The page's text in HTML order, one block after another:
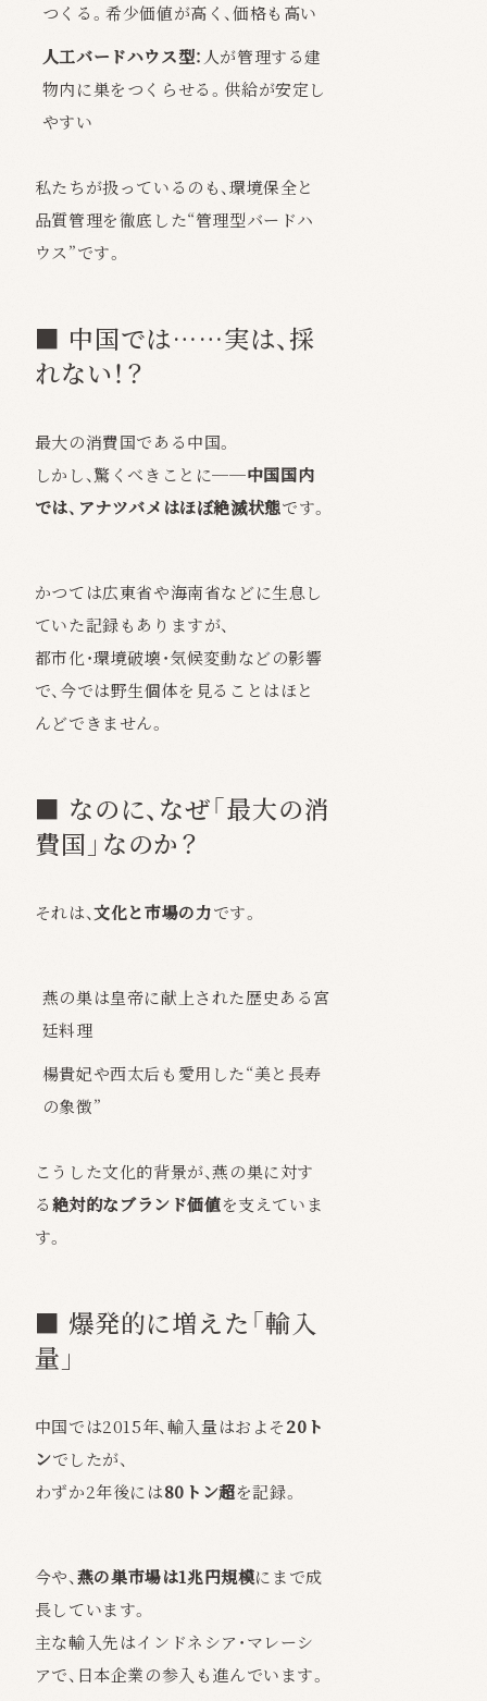
つくる。希少価値が高く、価格も高い
人工バードハウス型： 人が管理する建
物内に巣をつくらせる。供給が安定し
やすい
私たちが扱っているのも、環境保全と
品質管理を徹底した“管理型バードハ
ウス”です。
■ 中国では……実は、採
れない！？
最大の消費国である中国。
しかし、驚くべきことに──中国国内
では、アナツバメはほぼ絶滅状態です。
かつては広東省や海南省などに生息し
ていた記録もありますが、
都市化・環境破壊・気候変動などの影響
で、今では野生個体を見ることはほと
んどできません。
■ なのに、なぜ「最大の消
費国」なのか？
それは、文化と市場の力です。
燕の巣は皇帝に献上された歴史ある宮
廷料理
楊貴妃や西太后も愛用した“美と長寿
の象徴”
こうした文化的背景が、燕の巣に対す
る絶対的なブランド価値を支えていま
す。
■ 爆発的に増えた「輸入
量」
中国では2015年、輸入量はおよそ20ト
ンでしたが、
わずか2年後には80トン超を記録。
今や、燕の巣市場は1兆円規模にまで成
長しています。
主な輸入先はインドネシア・マレーシ
アで、日本企業の参入も進んでいます。